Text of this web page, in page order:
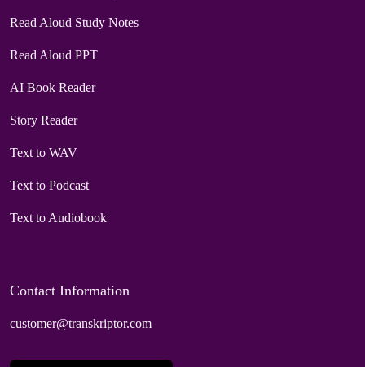
Read Aloud Study Notes
Read Aloud PPT
AI Book Reader
Story Reader
Text to WAV
Text to Podcast
Text to Audiobook
Contact Information
customer@transkriptor.com